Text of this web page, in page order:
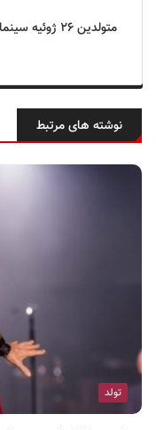
متولدین ۲۶
نوشته های مرتبط
تولد